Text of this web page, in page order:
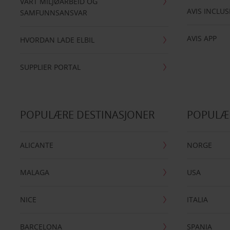
SAMFUNNSANSVAR
HVORDAN LADE ELBIL
SUPPLIER PORTAL
AVIS
AVIS APP
POPULÆRE DESTINASJONER
ALICANTE
MALAGA
NICE
BARCELONA
NORGE
USA
ITALIA
SPANIA